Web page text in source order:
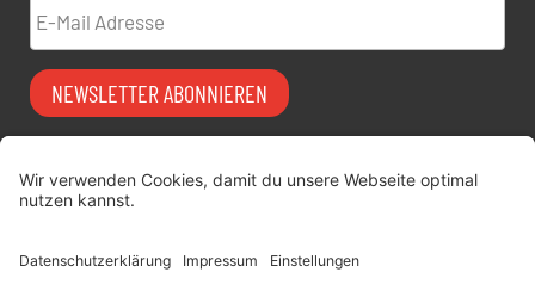
E-Mail Adresse
NEWSLETTER ABONNIEREN
Vermiet-Partner
digitimes | blog
FAQ
Datenschutz